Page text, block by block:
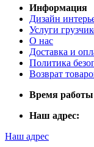
Информация
Дизайн
Услуги
О нас
Доставка и
Политика
Возврат
Время
Наш адрес:
Наш адрес